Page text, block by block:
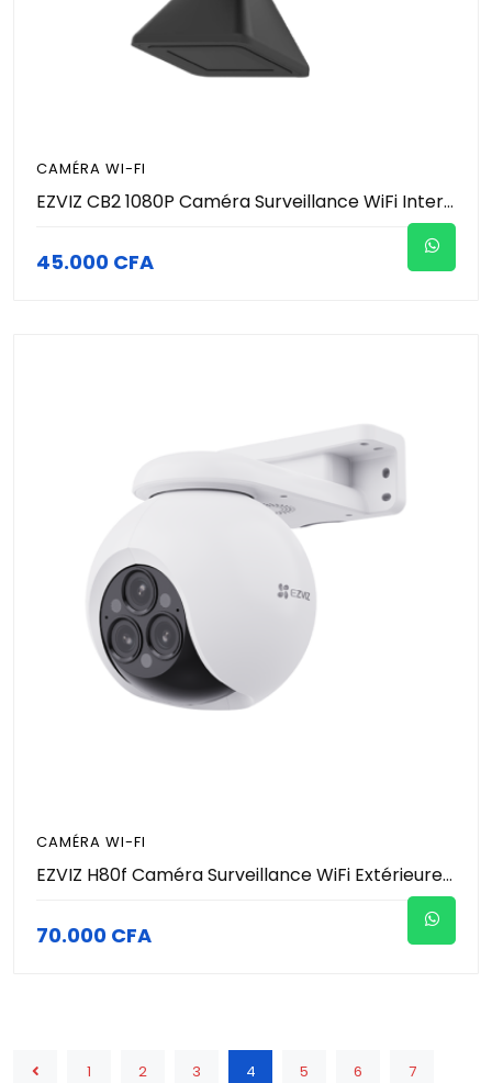
CAMÉRA WI-FI
EZVIZ CB2 1080P Caméra Surveillance WiFi Interieur sans Fil sur Batterie 2000mAh, Caméra Bébé WiFi 2.4Ghz, Détection de Personne, 5m Vision Nocturne, Audio Bidirectionnel, Type C, Magnetic Mount Noir
45.000 CFA
CAMÉRA WI-FI
EZVIZ H80f Caméra Surveillance WiFi Extérieure 4K à Double Objectif, Colorfull Vision Nocture, Détection de Personnes/Véhicules, Zoom et Suivi automatiques, Défense Active, Audio Bidirectionnel
70.000 CFA
1 2 3 4 5 6 7